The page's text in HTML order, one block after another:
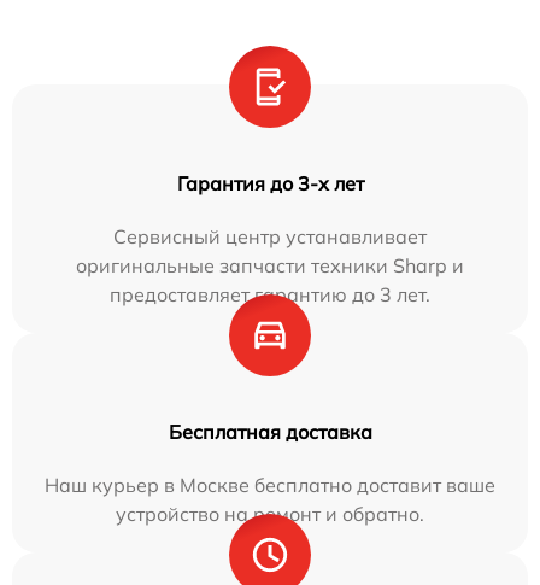
Гарантия до 3-х лет
Сервисный центр устанавливает
оригинальные запчасти техники Sharp и
предоставляет гарантию до 3 лет.
Бесплатная доставка
Наш курьер в Москве бесплатно доставит ваше
устройство на ремонт и обратно.